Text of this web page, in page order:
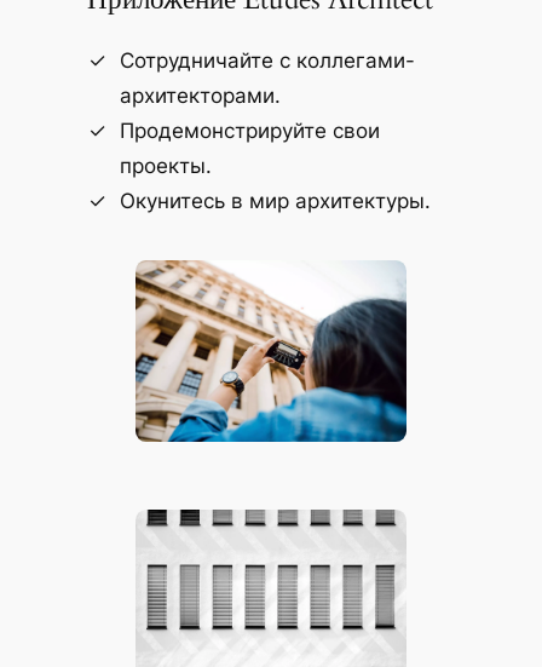
Сотрудничайте с коллегами-
архитекторами.
Продемонстрируйте свои
проекты.
Окунитесь в мир архитектуры.